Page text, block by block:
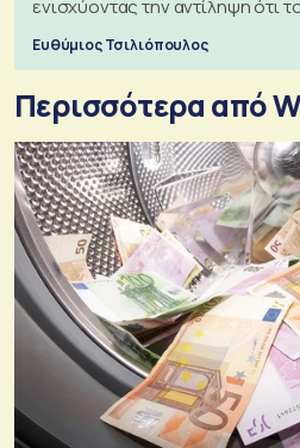
ενισχύοντας την αντίληψη ότι
Ευθύμιος Τσιλιόπουλος
Περισσότερα από